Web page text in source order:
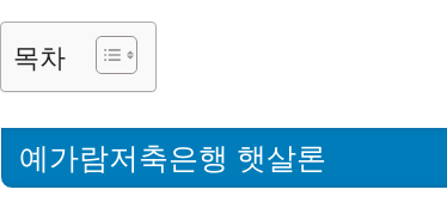
목차
예가람저축은행 햇살론